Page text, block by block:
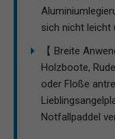
sich nicht leicht
【 Breite
Holzboote,
oder Floße
Notfallpaddel